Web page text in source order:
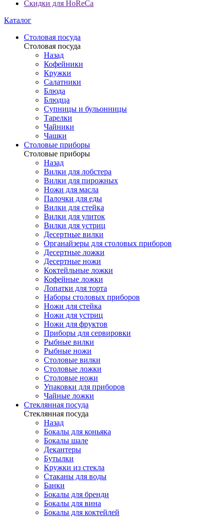
Скидки для HoReCa
Каталог
Столовая посуда
Столовая посуда
Назад
Кофейники
Кружки
Салатники
Блюда
Блюдца
Супницы и бульонницы
Тарелки
Чайники
Чашки
Cтоловые приборы
Cтоловые приборы
Назад
Вилки для лобстера
Вилки для пирожных
Ножи для масла
Палочки для еды
Вилки для стейка
Вилки для улиток
Вилки для устриц
Десертные вилки
Органайзеры для столовых приборов
Десертные ложки
Десертные ножи
Коктейльные ложки
Кофейные ложки
Лопатки для торта
Наборы столовых приборов
Ножи для стейка
Ножи для устриц
Ножи для фруктов
Приборы для сервировки
Рыбные вилки
Рыбные ножи
Столовые вилки
Столовые ложки
Столовые ножи
Упаковки для приборов
Чайные ложки
Стеклянная посуда
Стеклянная посуда
Назад
Бокалы для коньяка
Бокалы шале
Декантеры
Бутылки
Кружки из стекла
Стаканы для воды
Банки
Бокалы для бренди
Бокалы для вина
Бокалы для коктейлей